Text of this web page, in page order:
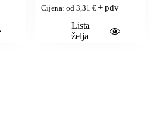
Cijena: od 3,31 € + pdv
Lista
želja